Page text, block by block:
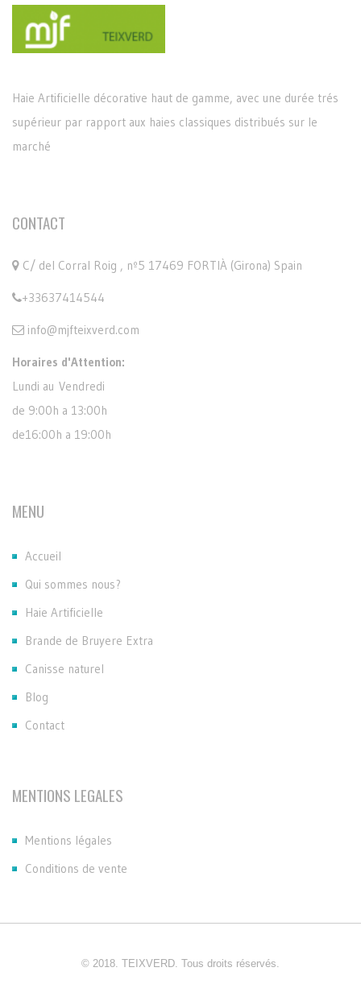
Haie Artificielle décorative haut de gamme, avec une durée trés
supérieur par rapport aux haies classiques distribués sur le
marché
CONTACT
C/ del Corral Roig , nº5 17469 FORTIÀ (Girona) Spain
+33637414544
info@mjfteixverd.com
Horaires d'Attention:
Lundi au Vendredi
de 9:00h a 13:00h
de16:00h a 19:00h
MENU
Accueil
Qui sommes nous?
Haie Artificielle
Brande de Bruyere Extra
Canisse naturel
Blog
Contact
MENTIONS LEGALES
Mentions légales
Conditions de vente
© 2018. TEIXVERD. Tous droits réservés.